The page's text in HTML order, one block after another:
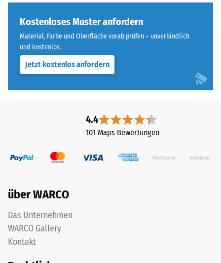
Kostenloses Muster anfordern
Material, Farbe und Oberfläche vorab prüfen – unverbindlich
und kostenlos.
Jetzt kostenlos anfordern
4.4
101 Maps Bewertungen
über WARCO
Das Unternehmen
WARCO Gallery
Kontakt